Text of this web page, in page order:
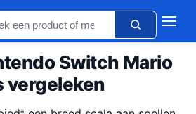
Switch Mario
vergeleken